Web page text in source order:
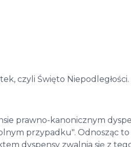
czyli Święto Niepodległości.
prawno-kanonicznym
przypadku". Odnosząc
dyspensy zwalnia się z